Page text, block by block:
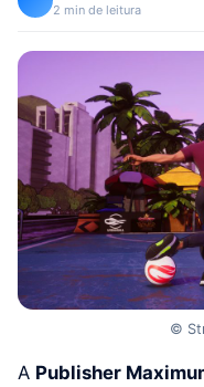
2 min de leitura
©
A Publisher